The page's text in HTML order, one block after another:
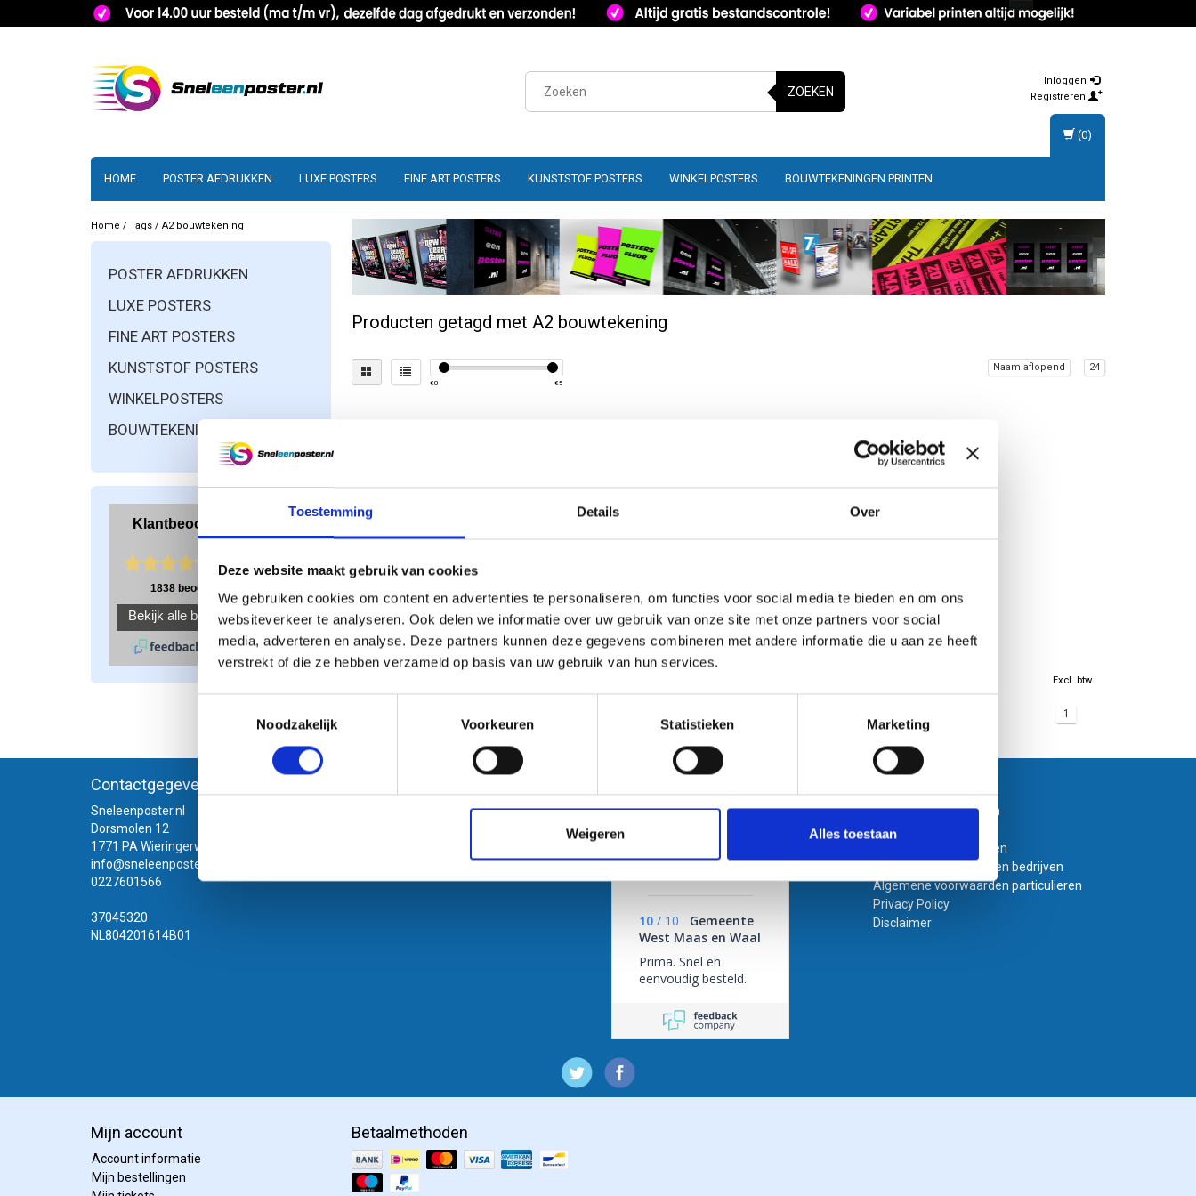
Toestemming Details Over
Deze website maakt gebruik van cookies
We gebruiken cookies om content en advertenties te personaliseren, om functies voor social media te bieden en om ons
websiteverkeer te analyseren. Ook delen we informatie over uw gebruik van onze site met onze partners voor social
media, adverteren en analyse. Deze partners kunnen deze gegevens combineren met andere informatie die u aan ze heeft
verstrekt of die ze hebben verzameld op basis van uw gebruik van hun services.
Noodzakelijk
Voorkeuren Statistieken Marketing
Weigeren Alles toestaan
ZOEKEN
Inloggen
Registreren
HOME POSTER AFDRUKKEN LUXE POSTERS FINE ART POSTERS KUNSTSTOF POSTERS WINKELPOSTERS BOUWTEKENINGEN PRINTEN
(0)
Home / Tags / A2 bouwtekening
POSTER AFDRUKKEN
LUXE POSTERS
FINE ART POSTERS
KUNSTSTOF POSTERS
WINKELPOSTERS
BOUWTEKENINGEN PRINTEN
Producten getagd met A2 bouwtekening
€0 €5
Naam aflopend 24
A2 bouwtekening (59,4 x 42 cm)
Excl. btw
1
Contactgegevens
Sneleenposter.nl
Dorsmolen 12
1771 PA Wieringerwerf
info@sneleenposter.nl
0227601566
37045320
NL804201614B01
10 / 10
Gemeente
West Maas en Waal
Prima. Snel en
eenvoudig besteld.
Bestanden aanleveren
Variabel printen
Bestand laten opmaken
Algemene voorwaarden bedrijven
Algemene voorwaarden particulieren
Privacy Policy
Disclaimer
Mijn account
Account informatie
Mijn bestellingen
Betaalmethoden